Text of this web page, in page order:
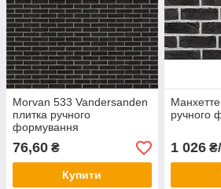
Morvan 533 Vandersanden
плитка ручного
формування
76,60 ₴
Купити
ручного
1 026₴/